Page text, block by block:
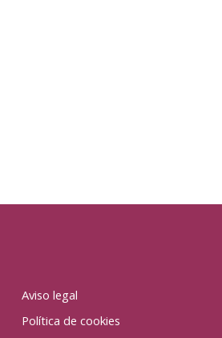
Aviso legal
Política de cookies